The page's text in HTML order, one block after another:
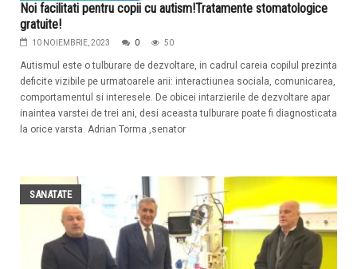
Noi facilitati pentru copii cu autism!Tratamente stomatologice
gratuite!
10 NOIEMBRIE, 2023 0 50
Autismul este o tulburare de dezvoltare, in cadrul careia copilul prezinta
deficite vizibile pe urmatoarele arii: interactiunea sociala, comunicarea,
comportamentul si interesele. De obicei intarzierile de dezvoltare apar
inaintea varstei de trei ani, desi aceasta tulburare poate fi diagnosticata
la orice varsta. Adrian Torma ,senator
SANATATE